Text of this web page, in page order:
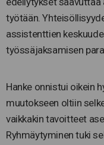
työtään.
assistenttien
työssäjaksamisen
Hanke onnistui oikein
muutokseen oltiin
vaikkakin tavoitteet
Ryhmäytyminen tuki